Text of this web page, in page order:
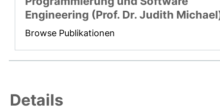
Engineering (Prof. Dr. Judith
Browse Publikationen
Details